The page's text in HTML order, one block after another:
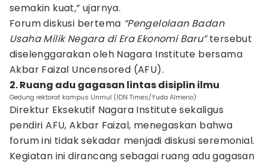
semakin kuat,” ujarnya.
Forum diskusi bertema “Pengelolaan Badan
Usaha Milik Negara di Era Ekonomi Baru”tersebut
diselenggarakan oleh Nagara Institute bersama
Akbar Faizal Uncensored (AFU).
2. Ruang adu gagasan lintas disiplin ilmu
Gedung rektorat kampus Unmul (IDN Times/Yuda Almerio)
Direktur Eksekutif Nagara Institute sekaligus
pendiri AFU, Akbar Faizal, menegaskan bahwa
forum ini tidak sekadar menjadi diskusi seremonial.
Kegiatan ini dirancang sebagai ruang adu gagasan